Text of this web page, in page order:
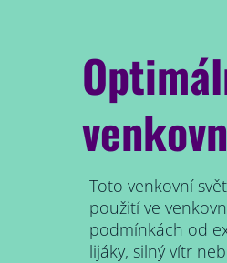
Toto venkovní
použití ve
podmínkách od
lijáky, silný vítr